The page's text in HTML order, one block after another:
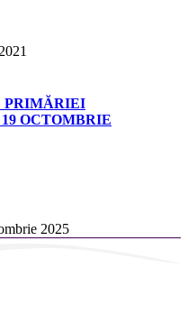
PRIMĂRIEI
OCTOMBRIE
2025